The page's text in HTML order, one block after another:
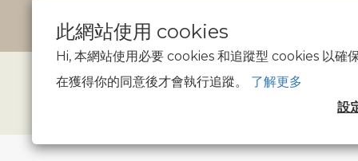
此網站使用 cookies
Hi, 本網站使用必要 cookies 和追蹤型 cookies 以確
在獲得你的同意後才會執行追蹤。 了解更多
設